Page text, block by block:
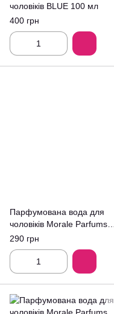
чоловіків BLUE 100 мл
400 грн
Парфумована вода для
чоловіків Morale Parfums
Stronger with you 30 мл
290 грн